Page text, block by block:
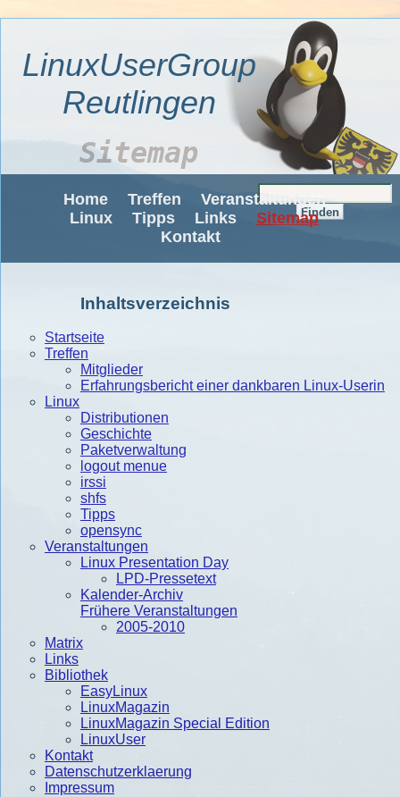
LinuxUserGroup
Reutlingen
Sitemap
Home Treffen
Veranstaltungen
Linux
Tipps Links
Sitemap
Kontakt
Inhaltsverzeichnis
Startseite
Treffen
Mitglieder
Erfahrungsbericht einer dankbaren Linux-Userin
Linux
Distributionen
Geschichte
Paketverwaltung
logout menue
irssi
shfs
Tipps
opensync
Veranstaltungen
Linux Presentation Day
LPD-Pressetext
Kalender-Archiv
Frühere Veranstaltungen
2005-2010
Matrix
Links
Bibliothek
EasyLinux
LinuxMagazin
LinuxMagazin Special Edition
LinuxUser
Kontakt
Datenschutzerklaerung
Impressum